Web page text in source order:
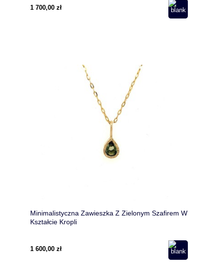
1 700,00 zł
Minimalistyczna Zawieszka Z Zielonym Szafirem W
Kształcie Kropli
1 600,00 zł